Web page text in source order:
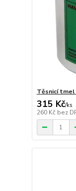
Těsnicí tmel
315 Kč/ks
260 Kč bez